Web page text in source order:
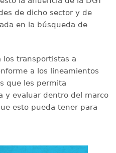
de dicho sector y de
en la búsqueda de
los transportistas a
a los lineamientos
que les permita
y evaluar dentro del marco
esto pueda tener para